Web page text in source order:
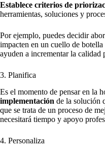
Establece criterios de
herramientas, soluciones y
Por ejemplo, puedes decidir
impacten en un cuello de
ayuden a incrementar la calidad
3. Planifica
Es el momento de pensar en la
implementación de la solución
que se trata de un proceso de
necesitará tiempo y apoyo
4. Personaliza